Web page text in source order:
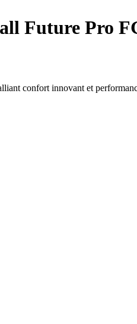
Future Pro
confort innovant et